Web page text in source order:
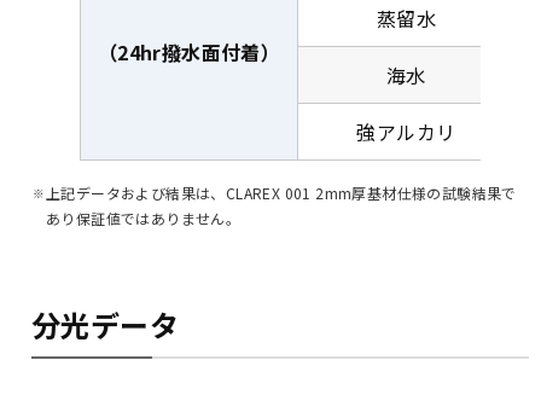
（24hr撥水面付着）
蒸留水
海水
強アルカリ
上記データおよび結果は、CLAREX 001 2mm厚基材仕様の試験結果で
あり保証値ではありません。
分光データ